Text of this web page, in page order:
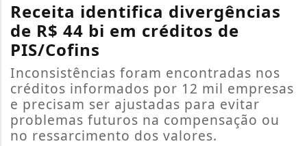
Receita identifica divergências
de R$ 44 bi em créditos de
PIS/Cofins
Inconsistências foram encontradas nos
créditos informados por 12 mil empresas
e precisam ser ajustadas para evitar
problemas futuros na compensação ou
no ressarcimento dos valores.